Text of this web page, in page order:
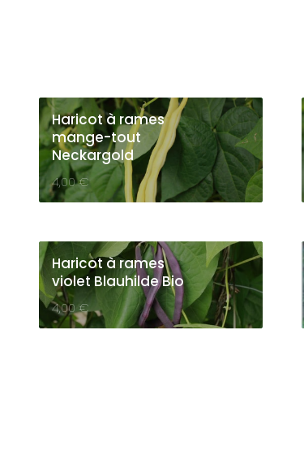
Haricot à rames
mange-tout
Neckargold
4,00€
Haricot à rames
violet Blauhilde Bio
4,00€